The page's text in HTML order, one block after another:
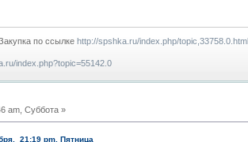
по ссылке http://spshka.ru/index.php/topic,33758.0.html
index.php?topic=55142.0
am, Суббота »
21:19 pm, Пятница